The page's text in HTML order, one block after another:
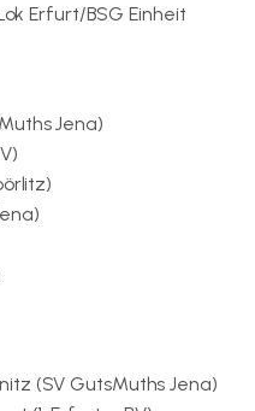
Erfurt/BSG Einheit
Jena)
(SV GutsMuths Jena)